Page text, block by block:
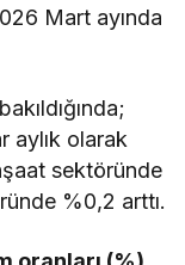
Mart ayında
aylık olarak
sektöründe
%0,2 arttı.